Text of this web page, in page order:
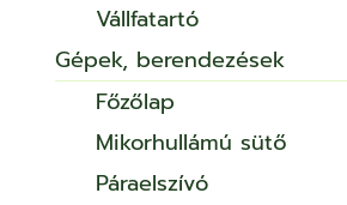
Vállfatartó
Gépek, berendezések
Főzőlap
Mikorhullámú sütő
Páraelszívó